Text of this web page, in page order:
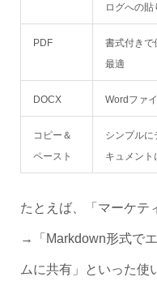
ログへの貼
PDF
書式付きで
最適
DOCX Wordファ
コピー＆
ペースト
シンプル
キュメント
たとえば、「マーケテ
→「Markdown形式で
ムに共有」といった使